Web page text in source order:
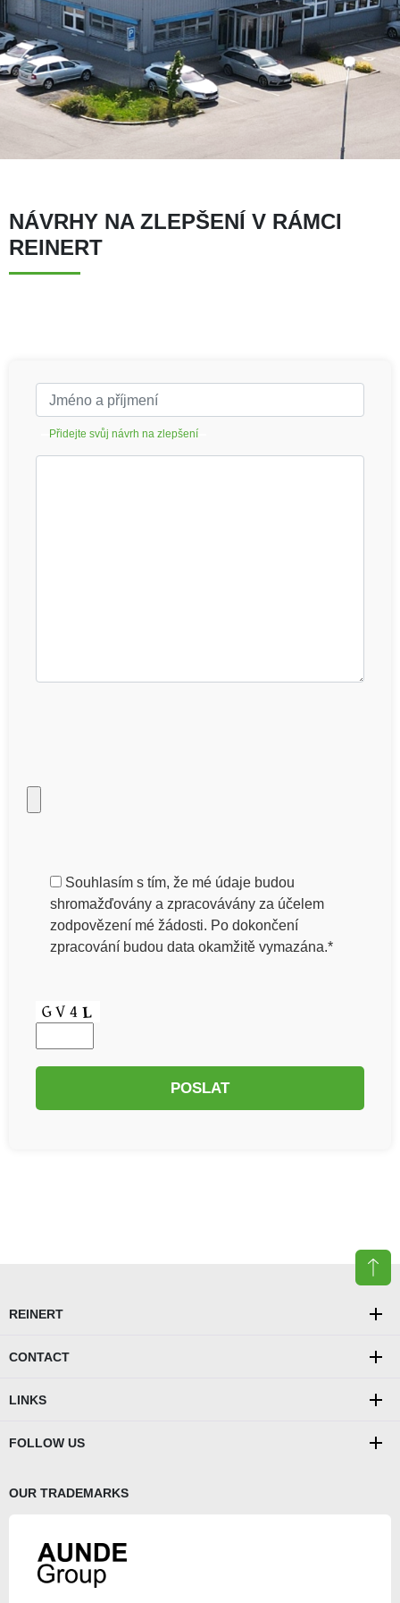
NÁVRHY NA ZLEPŠENÍ V RÁMCI
REINERT
Jméno a příjmení
Přidejte svůj návrh na zlepšení
Souhlasím s tím, že mé údaje budou
shromažďovány a zpracovávány za účelem
zodpovězení mé žádosti. Po dokončení
zpracování budou data okamžitě vymazána.*
REINERT
CONTACT
LINKS
FOLLOW US
OUR TRADEMARKS